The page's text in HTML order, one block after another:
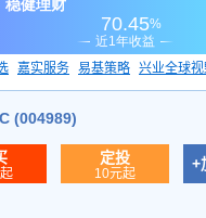
嘉实服务 易基策略 兴业全球
(004989)
定投
10元起
+